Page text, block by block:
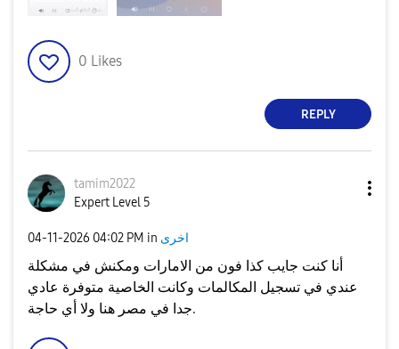
0 Likes
REPLY
tamim2022
Expert Level 5
‎04-11-2026 04:02 PM in اخرى
أنا كنت جايب كذا فون من الامارات ومكنش في مشكلة
عندي في تسجيل المكالمات وكانت الخاصية متوفرة عادي
جدا في مصر هنا ولا أي حاجة.